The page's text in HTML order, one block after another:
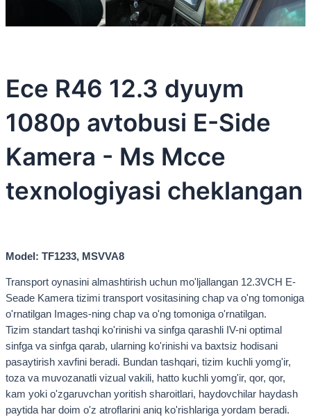
Ece R46 12.3 dyuym
1080p avtobusi E-Side
Kamera - Ms Mcce
texnologiyasi cheklangan
Model: TF1233, MSVVA8
Transport oynasini almashtirish uchun mo'ljallangan 12.3VCH E-
Seade Kamera tizimi transport vositasining chap va o'ng tomoniga
o'rnatilgan Images-ning chap va o'ng tomoniga o'rnatilgan.
Tizim standart tashqi ko'rinishi va sinfga qarashli IV-ni optimal
sinfga va sinfga qarab, ularning ko'rinishi va baxtsiz hodisani
pasaytirish xavfini beradi. Bundan tashqari, tizim kuchli yomg'ir,
toza va muvozanatli vizual vakili, hatto kuchli yomg'ir, qor, qor,
kam yoki o'zgaruvchan yoritish sharoitlari, haydovchilar haydash
paytida har doim o'z atroflarini aniq ko'rishlariga yordam beradi.